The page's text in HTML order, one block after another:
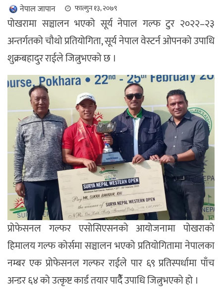
नेपाल जापान फाल्गुन १३, २०७९
पोखरामा सञ्चालन भएको सूर्य नेपाल गल्फ टुर २०२२–२३
अन्तर्गतको चौथो प्रतियोगिता, सूर्य नेपाल वेस्टर्न ओपनको उपाधि
शुक्रबहादुर राईले जित्नुभएको छ ।
प्रोफेसनल गल्फर एसोसिएसनको आयोजनामा पोखराको
हिमालय गल्फ कोर्समा सञ्चालन भएको प्रतियोगितामा नेपालका
नम्बर एक प्रोफेसनल गल्फर राईले पार ६९ प्रतिस्पर्धामा पाँच
अन्डर ६४ को उत्कृष्ट कार्ड तयार पार्दैै उपाधि जित्नुभएको हो ।